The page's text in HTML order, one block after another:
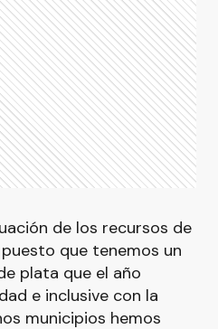
de los recursos de
que tenemos un
plata que el año
e inclusive con la
municipios hemos